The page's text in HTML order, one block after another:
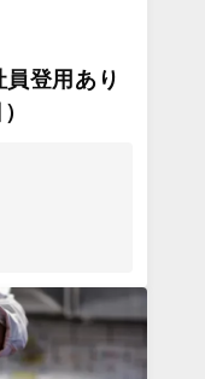
登用あり